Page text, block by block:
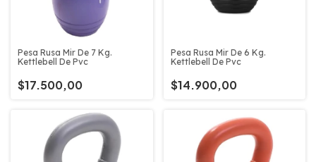
Pesa Rusa Mir De 7 Kg.
Kettlebell De Pvc
$17.500,00
Pesa Rusa Mir De 6 Kg.
Kettlebell De Pvc
$14.900,00